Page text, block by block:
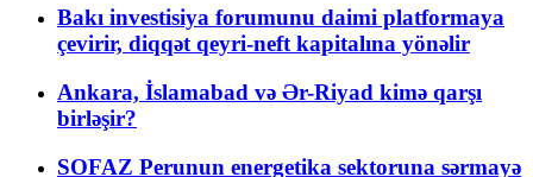
Bakı investisiya forumunu daimi platformaya
çevirir, diqqət qeyri-neft kapitalına yönəlir
Ankara, İslamabad və Ər-Riyad kimə qarşı
birləşir?
SOFAZ Perunun energetika sektoruna sərmayə